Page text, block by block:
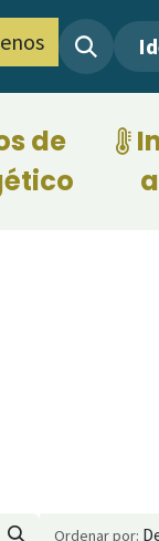
de
Ordenar por: